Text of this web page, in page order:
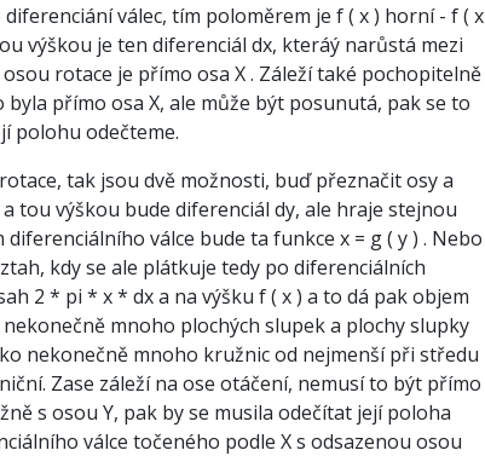
válec, tím poloměrem je f ( x ) horní - f ( x
výškou je ten diferenciál dx, kteráý narůstá mezi
rotace je přímo osa X . Záleží také pochopitelně
přímo osa X, ale může být posunutá, pak se to
polohu odečteme.
tak jsou dvě možnosti, buď přeznačit osy a
tou výškou bude diferenciál dy, ale hraje stejnou
válce bude ta funkce x = g ( y ) . Nebo
kdy se ale plátkuje tedy po diferenciálních
2 * pi * x * dx a na výšku f ( x ) a to dá pak objem
mnoho plochých slupek a plochy slupky
nekonečně mnoho kružnic od nejmenší při středu
Zase záleží na ose otáčení, nemusí to být přímo
s osou Y, pak by se musila odečítat její poloha
válce točeného podle X s odsazenou osou